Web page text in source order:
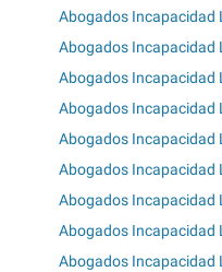
Abogados Incapacidad
Abogados Incapacidad
Abogados Incapacidad
Abogados Incapacidad
Abogados Incapacidad
Abogados Incapacidad
Abogados Incapacidad
Abogados Incapacidad
Abogados Incapacidad